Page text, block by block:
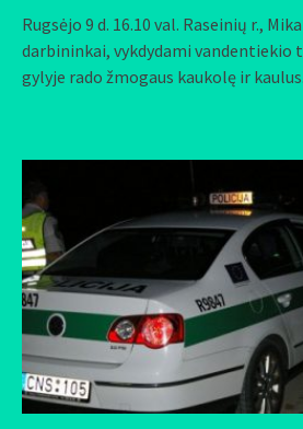
Rugsėjo 9 d. 16.10 val. Raseinių r.,
darbininkai, vykdydami vandentiekio
gylyje rado žmogaus kaukolę ir kaulus.